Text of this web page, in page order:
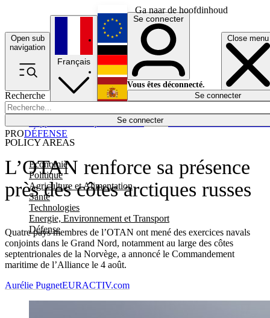
Ga naar de hoofdinhoud
Open sub
navigation
Close menu
Recherche
Se connecter
POLICY AREAS
Economie
Politique
Agriculture et Alimentation
Santé
Technologies
Energie, Environnement et Transport
Défense
Économie
Français
English
Deutsch
Español
Se connecter
Vous êtes déconnecté.
Se connecter
L’OTAN renforce sa présence
près des côtes arctiques russes
Quatre pays membres de l’OTAN ont mené des exercices navals
conjoints dans le Grand Nord, notamment au large des côtes
septentrionales de la Norvège, a annoncé le Commandement
maritime de l’Alliance le 4 août.
PRODÉFENSE
Aurélie PugnetEURACTIV.com